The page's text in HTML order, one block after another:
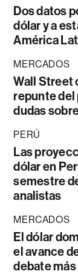
Dos datos
dólar y a
América
MERCADOS
Wall Street
repunte del
dudas
PERÚ
Las
dólar en
semestre
analistas
MERCADOS
El dólar
el avance
debate